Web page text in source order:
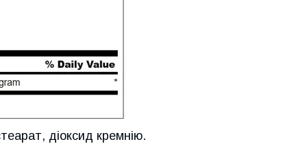
діоксид кремнію.